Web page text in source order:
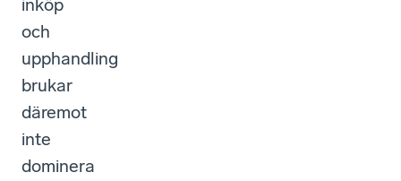
inköp
och
upphandling
brukar
däremot
inte
dominera